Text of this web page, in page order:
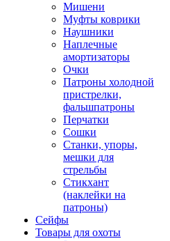
Мишени
Муфты коврики
Наушники
Наплечные
амортизаторы
Очки
Патроны холодной
пристрелки,
фальшпатроны
Перчатки
Сошки
Станки, упоры,
мешки для
стрельбы
Стикхант
(наклейки на
патроны)
Сейфы
Товары для охоты